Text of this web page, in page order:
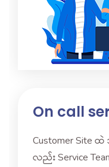
On call
Customer Site
လည်း Service